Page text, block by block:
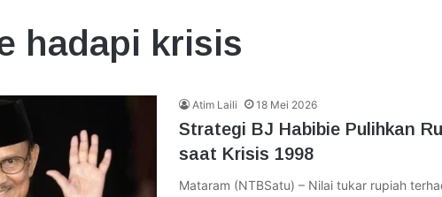
hadapi krisis
Atim Laili 18 Mei 2026
Strategi BJ Habibie Pulihkan
saat Krisis 1998
Mataram (NTBSatu) – Nilai tukar rupiah